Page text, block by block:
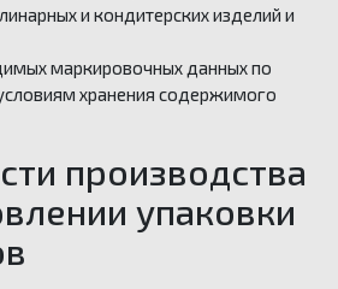
и кондитерских изделий и
маркировочных данных по
хранения содержимого
производства
упаковки